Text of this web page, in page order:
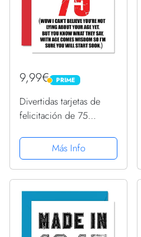
9,99€ PRIME
PRIME
Divertidas tarjetas de
felicitación de 75
hombres y mujeres, para
empezar a mentir,
divertida tarjeta de
mamá,...
Más Info